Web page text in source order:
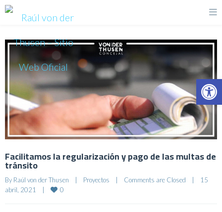
Facilitamos la regularización y pago de las multas de
tránsito
By Raúl von der Thusen | Proyectos | Comments are Closed |
15
abril, 2021
| 0